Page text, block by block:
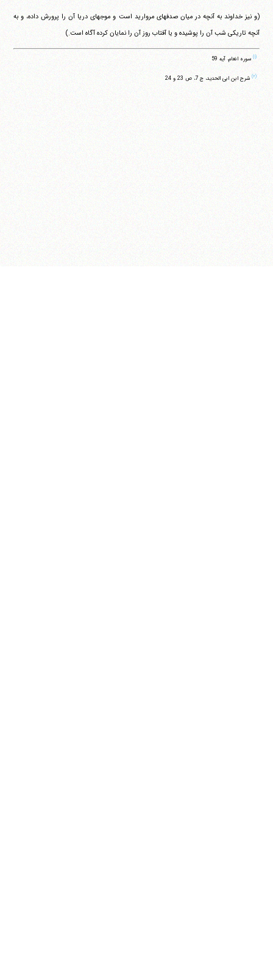
(و نیز خداوند به آنچه در میان صدفهای مروارید است و موجهای دریا آن را پرورش داده، و به
آنچه تاریکی شب آن را پوشیده و یا آفتاب روز آن را نمایان کرده آگاه است.)
(۱) سوره انعام، آیه 59
(۲) شرح ابن ابی الحدید، ج 7، ص 23 و 24